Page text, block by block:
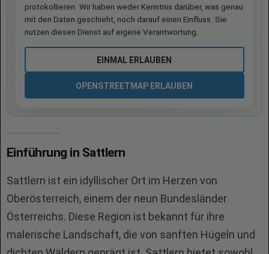
protokollieren. Wir haben weder Kenntnis darüber, was genau
mit den Daten geschieht, noch darauf einen Einfluss. Sie
nutzen diesen Dienst auf eigene Verantwortung.
EINMAL ERLAUBEN
OPENSTREETMAP ERLAUBEN
Einführung in Sattlern
Sattlern ist ein idyllischer Ort im Herzen von
Oberösterreich, einem der neun Bundesländer
Österreichs. Diese Region ist bekannt für ihre
malerische Landschaft, die von sanften Hügeln und